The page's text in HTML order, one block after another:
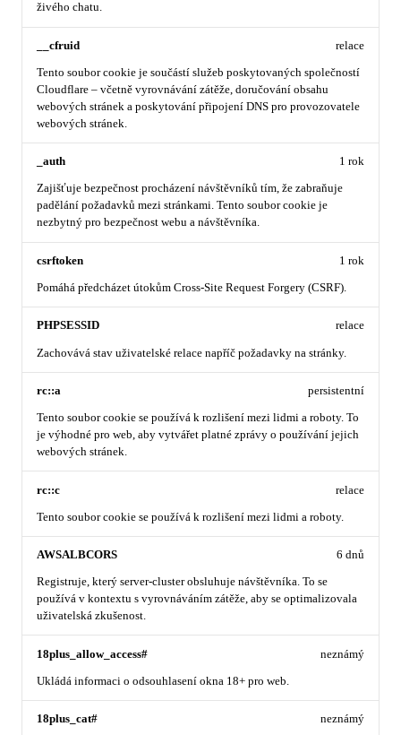
živého chatu.
__cfruid
Tento soubor cookie je součástí služeb poskytovaných společností
Cloudflare – včetně vyrovnávání zátěže, doručování obsahu
webových stránek a poskytování připojení DNS pro provozovatele
webových stránek.
relace
_auth
Zajišťuje bezpečnost procházení návštěvníků tím, že zabraňuje
padělání požadavků mezi stránkami. Tento soubor cookie je
nezbytný pro bezpečnost webu a návštěvníka.
1 rok
csrftoken
Pomáhá předcházet útokům Cross-Site Request Forgery (CSRF).
1 rok
PHPSESSID
Zachovává stav uživatelské relace napříč požadavky na stránky.
relace
rc::a
Tento soubor cookie se používá k rozlišení mezi lidmi a roboty. To
je výhodné pro web, aby vytvářet platné zprávy o používání jejich
webových stránek.
persistentní
rc::c
Tento soubor cookie se používá k rozlišení mezi lidmi a roboty.
relace
AWSALBCORS
Registruje, který server-cluster obsluhuje návštěvníka. To se
používá v kontextu s vyrovnáváním zátěže, aby se optimalizovala
uživatelská zkušenost.
6 dnů
18plus_allow_access#
Ukládá informaci o odsouhlasení okna 18+ pro web.
neznámý
18plus_cat# neznámý